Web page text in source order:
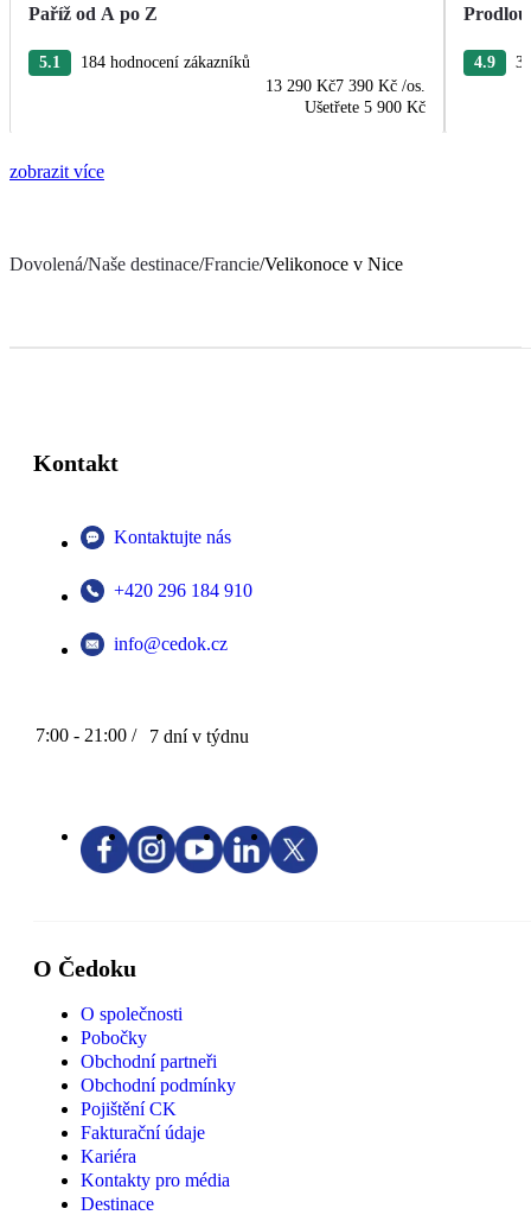
Paříž od A po Z
5.1
184 hodnocení zákazníků
13 290 Kč7 390 Kč /os.
Ušetřete 5 900 Kč
4.9
zobrazit více
Dovolená/Naše destinace/Francie/Velikonoce v Nice
Kontakt
Kontaktujte nás
+420 296 184 910
info@cedok.cz
7:00 - 21:00 / 7 dní v týdnu
O Čedoku
O společnosti
Pobočky
Obchodní partneři
Obchodní podmínky
Pojištění CK
Fakturační údaje
Kariéra
Kontakty pro média
Destinace